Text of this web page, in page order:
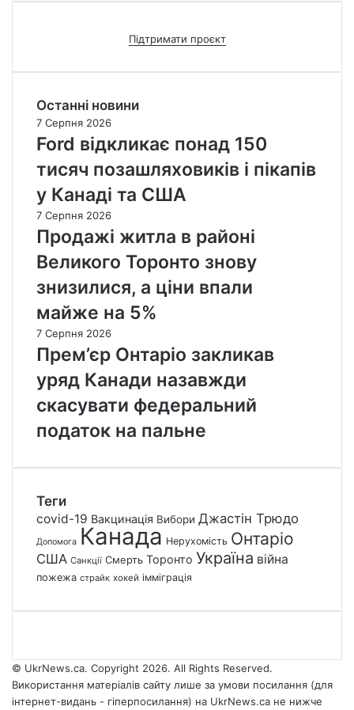
Підтримати проєкт
Останні новини
7 Серпня 2026
Ford відкликає понад 150
тисяч позашляховиків і пікапів
у Канаді та США
7 Серпня 2026
Продажі житла в районі
Великого Торонто знову
знизилися, а ціни впали
майже на 5%
7 Серпня 2026
Прем’єр Онтаріо закликав
уряд Канади назавжди
скасувати федеральний
податок на пальне
Теги
covid-19 Вакцинація Вибори Джастін Трюдо
Допомога Канада Нерухомість Онтаріо
США Санкції Смерть Торонто Україна війна
пожежа страйк хокей імміграція
© UkrNews.ca. Copyright 2026. All Rights Reserved.
Використання матеріалів сайту лише за умови посилання (для
інтернет-видань - гіперпосилання) на UkrNews.ca не нижче